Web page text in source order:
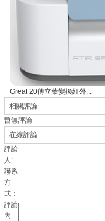
Great 20傅立葉變換紅外...
相關評論:
暫無評論
在線評論:
評論
人:
聯系
方
式：
評論
內